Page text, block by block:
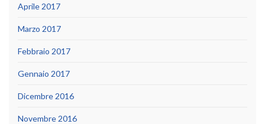
Aprile 2017
Marzo 2017
Febbraio 2017
Gennaio 2017
Dicembre 2016
Novembre 2016